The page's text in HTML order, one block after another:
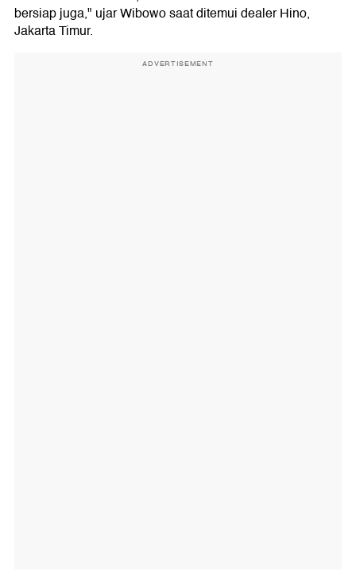
bersiap juga," ujar Wibowo saat ditemui dealer Hino,
Jakarta Timur.
ADVERTISEMENT